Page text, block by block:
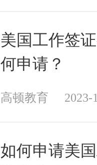
美国工作签
何申请？
高顿教育 2023-
如何申请美